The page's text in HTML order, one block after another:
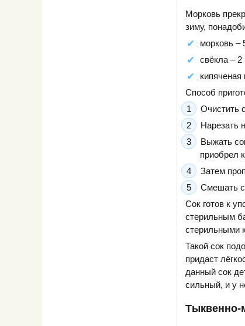
Морковь
зиму,
морковь –
свёкла – 2
Способ
Очистить
Нарезать
Выжать
приобрел
Затем
Смешать
Сок готов к
стерильным
стерильными
Такой сок
придаст
данный сок
сильный, и у
Тыквенно-